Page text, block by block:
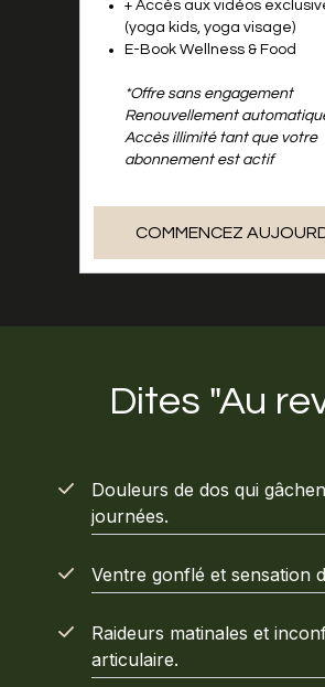
+ Accès aux vidéos
(yoga kids, yoga visage)
E-Book Wellness & Food
*Offre sans engagement
Renouvellement
Accès illimité tant que votre
abonnement est actif
COMMENCEZ
Dites "Au
Douleurs de dos qui
journées.
Ventre gonflé et sensation
Raideurs matinales et
articulaire.